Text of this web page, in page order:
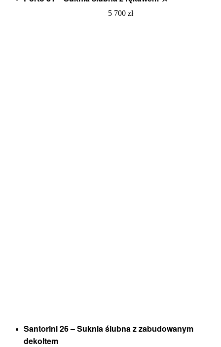
5 700 zł
Santorini 26 – Suknia ślubna z zabudowanym
dekoltem